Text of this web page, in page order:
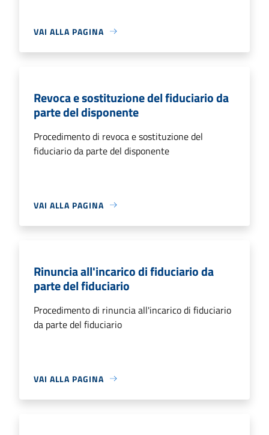
VAI ALLA PAGINA
Revoca e sostituzione del fiduciario da
parte del disponente
Procedimento di revoca e sostituzione del
fiduciario da parte del disponente
VAI ALLA PAGINA
Rinuncia all'incarico di fiduciario da
parte del fiduciario
Procedimento di rinuncia all'incarico di fiduciario
da parte del fiduciario
VAI ALLA PAGINA